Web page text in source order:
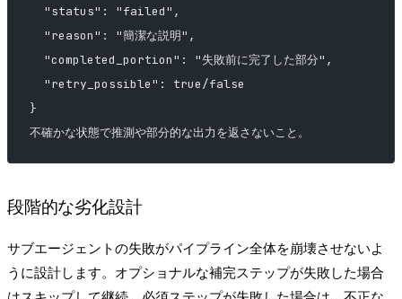
  "status": "failed",
  "reason": "簡潔な説明",
  "completed_portion": "失敗前に完了した部分",
  "retry_possible": true/false
}
不確かな状態で推測や部分的な出力を返さないこと。
段階的な劣化設計
サブエージェントの失敗がパイプライン全体を崩壊させないよ
うに設計します。オプショナルな補完ステップが失敗した場合